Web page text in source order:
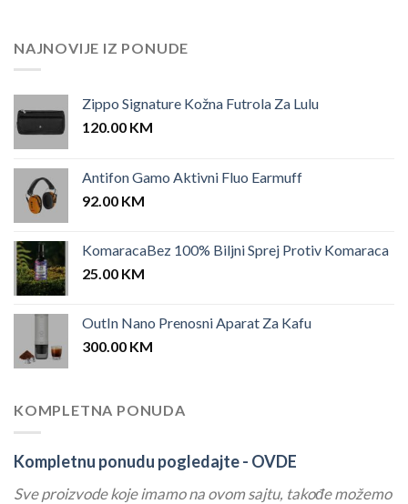
25.00 KM.
NAJNOVIJE IZ PONUDE
Zippo Signature Kožna Futrola Za Lulu
120.00 KM
Antifon Gamo Aktivni Fluo Earmuff
92.00 KM
KomaracaBez 100% Biljni Sprej Protiv Komaraca
25.00 KM
OutIn Nano Prenosni Aparat Za Kafu
300.00 KM
KOMPLETNA PONUDA
Kompletnu ponudu pogledajte - OVDE
Sve proizvode koje imamo na ovom sajtu, takođe možemo